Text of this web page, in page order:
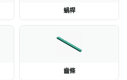
蝸桿
齒條